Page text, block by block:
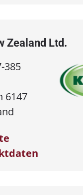
Zealand Ltd.
385
6147